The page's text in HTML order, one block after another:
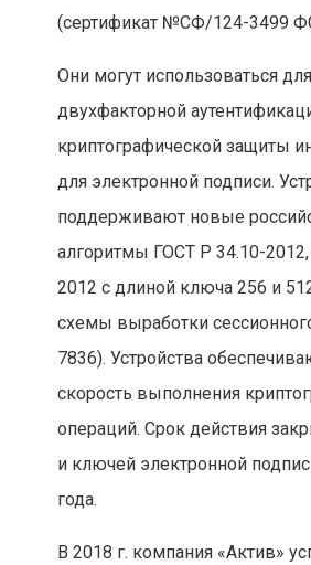
(сертификат №СФ/124-3499
Они могут использоваться
двухфакторной
криптографической защиты
для электронной подписи.
поддерживают новые
алгоритмы ГОСТ Р 34.10-
2012 с длиной ключа 256 и
схемы выработки
7836). Устройства
скорость выполнения
операций. Срок действия
и ключей электронной
года.
В 2018 г. компания «Актив»